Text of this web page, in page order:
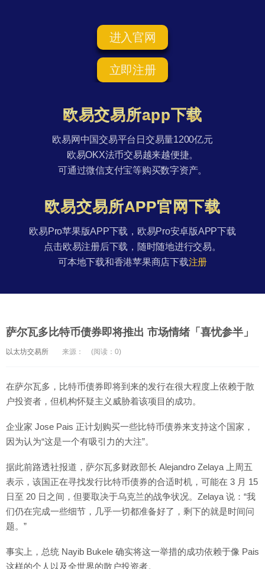
进入官网
立即注册
欧易交易所app下载
欧易网中国交易平台日交易量1200亿元
欧易OKX法币交易越来越便捷。
可通过微信支付宝等购买数字资产。
欧易交易所APP官网下载
欧易Pro苹果版APP下载，欧易Pro安卓版APP下载
点击欧易注册后下载，随时随地进行交易。
可本地下载和香港苹果商店下载注册
萨尔瓦多比特币债券即将推出 市场情绪「喜忧参半」
以太坊交易所 来源： (阅读：0)
在萨尔瓦多，比特币债券即将到来的发行在很大程度上依赖于散
户投资者，但机构怀疑主义威胁着该项目的成功。
企业家 Jose Pais 正计划购买一些比特币债券来支持这个国家，
因为认为“这是一个有吸引力的大注”。
据此前路透社报道，萨尔瓦多财政部长 Alejandro Zelaya 上周五
表示，该国正在寻找发行比特币债券的合适时机，可能在 3 月 15
日至 20 日之间，但要取决于乌克兰的战争状况。Zelaya 说：“我
们仍在完成一些细节，几乎一切都准备好了，剩下的就是时间问
题。”
事实上，总统 Nayib Bukele 确实将这一举措的成功依赖于像 Pais
这样的个人以及全世界的散户投资者。